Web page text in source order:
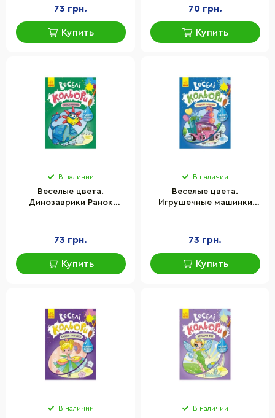
73 грн.
Купить
70 грн.
Купить
В наличии
Веселые цвета.
Динозаврики Ранок
73 грн.
Купить
В наличии
Веселые цвета.
Игрушечные машинки
73 грн.
Купить
В наличии В наличии